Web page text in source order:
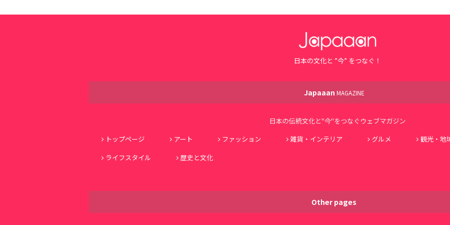
日本の文化と ”今” をつなぐ！
Japaaan MAGAZINE
日本の伝統文化と"今"をつなぐウェブマガジン
トップページ
アート ファッション 雑貨・インテリア グルメ 観光・地
ライフスタイル
歴史と文化
Other pages